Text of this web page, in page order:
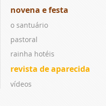
novena e festa
o santuário
pastoral
rainha hotéis
revista de aparecida
vídeos